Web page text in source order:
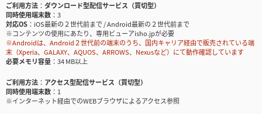
ご利用方法
ダウンロード型配信サービス（買切型）
同時使用端末数
3
対応OS
iOS最新の２世代前まで / Android最新の２世代前まで
※コンテンツの使用にあたり、専用ビューアisho.jpが必要
※Androidは、Android２世代前の端末のうち、国内キャリア経由で販売されている端
末（Xperia、GALAXY、AQUOS、ARROWS、Nexusなど）にて動作確認しています
必要メモリ容量
34 MB以上
ご利用方法
アクセス型配信サービス（買切型）
同時使用端末数
1
※インターネット経由でのWEBブラウザによるアクセス参照